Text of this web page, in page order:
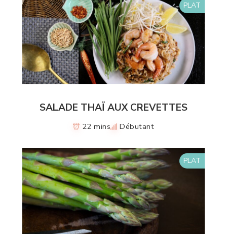
PLAT
SALADE THAÏ AUX CREVETTES
22 mins Débutant
PLAT